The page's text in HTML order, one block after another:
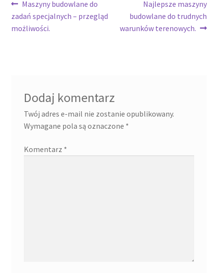
Nawigacja
wpisu
Poprzedni
wpis:
Maszyny budowlane do
zadań specjalnych – przegląd
możliwości.
Następny
wpis:
Najlepsze maszyny
budowlane do trudnych
warunków terenowych.
Dodaj komentarz
Twój adres e-mail nie zostanie opublikowany.
Wymagane pola są oznaczone *
Komentarz *